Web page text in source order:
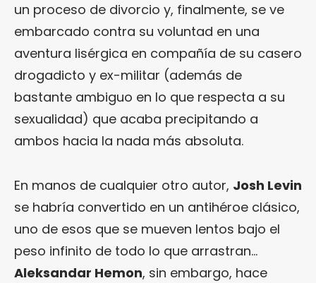
un proceso de divorcio y, finalmente, se ve
embarcado contra su voluntad en una
aventura lisérgica en compañía de su casero
drogadicto y ex-militar (además de
bastante ambiguo en lo que respecta a su
sexualidad) que acaba precipitando a
ambos hacia la nada más absoluta.
En manos de cualquier otro autor, Josh Levin
se habría convertido en un antihéroe clásico,
uno de esos que se mueven lentos bajo el
peso infinito de todo lo que arrastran…
Aleksandar Hemon, sin embargo, hace